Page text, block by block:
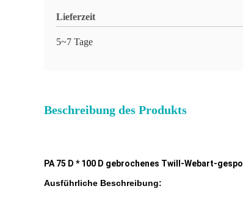
Lieferzeit
5~7 Tage
Beschreibung des Produkts
PA 75 D * 100 D gebrochenes Twill-Webart-
Ausführliche Beschreibung: